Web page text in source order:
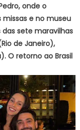
onde o
e no museu
sete maravilhas
de Janeiro),
O retorno ao Brasil